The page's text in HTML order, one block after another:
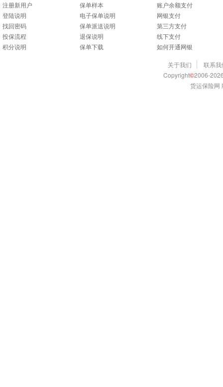
注册新用户
登陆说明
找回密码
投保流程
积分说明
保单样本
电子保单说明
保单派送说明
退保说明
保单下载
账户余额支付
网银支付
第三方支付
线下支付
如何开通网银
关于我们
联系我
Copyright©2006-
货运保险网